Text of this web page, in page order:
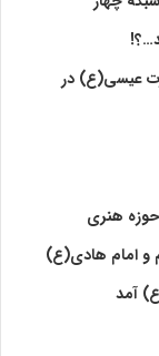
عیسی(ع) در
هنری
و امام هادی(ع)
آمد